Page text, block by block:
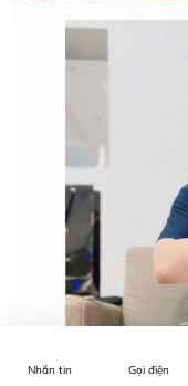
Nhắn tin Gọi điện